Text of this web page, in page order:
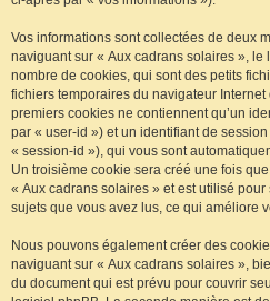
Vos informations sont collectées de deux
naviguant sur « Aux cadrans solaires »,
nombre de cookies, qui sont des petits
fichiers temporaires du navigateur
premiers cookies ne contiennent qu’un
par « user-id ») et un identifiant de
« session-id »), qui vous sont
Un troisième cookie sera créé une fois
« Aux cadrans solaires » et est utilisé
sujets que vous avez lus, ce qui améliore
Nous pouvons également créer des
naviguant sur « Aux cadrans solaires »,
du document qui est prévu pour couvrir